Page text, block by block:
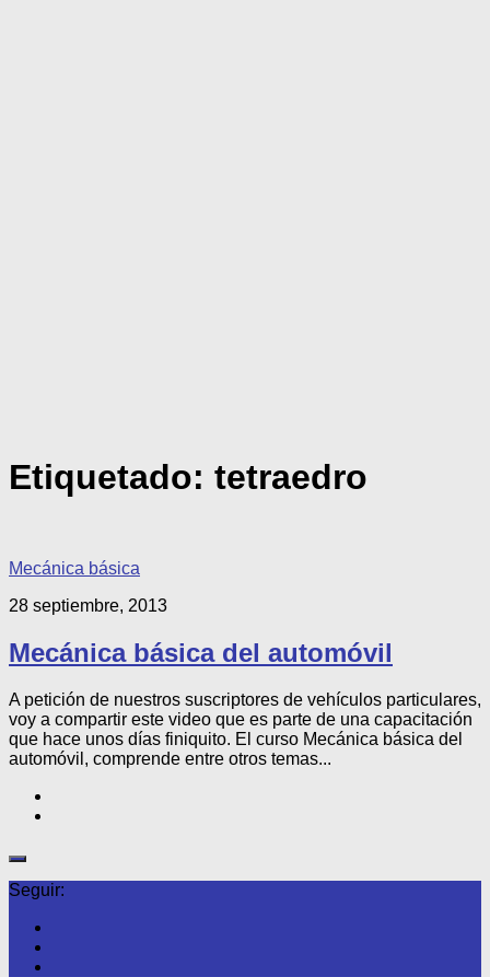
Etiquetado: tetraedro
Mecánica básica
28 septiembre, 2013
Mecánica básica del automóvil
A petición de nuestros suscriptores de vehículos particulares,
voy a compartir este video que es parte de una capacitación
que hace unos días finiquito. El curso Mecánica básica del
automóvil, comprende entre otros temas...
Seguir: